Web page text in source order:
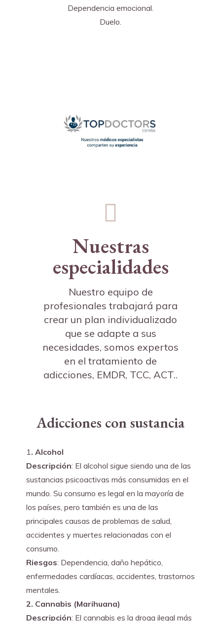
Dependencia emocional.
Duelo.
Nuestras
especialidades
Nuestro equipo de
profesionales trabajará para
crear un plan individualizado
que se adapte a sus
necesidades, somos expertos
en el tratamiento de
adicciones, EMDR, TCC, ACT..
Adicciones con sustancia
1. Alcohol
Descripción: El alcohol sigue siendo una de las
sustancias psicoactivas más consumidas en el
mundo. Su consumo es legal en la mayoría de
los países, pero también es una de las
principales causas de problemas de salud,
accidentes y muertes relacionadas con el
consumo.
Riesgos: Dependencia, daño hepático,
enfermedades cardíacas, accidentes, trastornos
mentales.
2. Cannabis (Marihuana)
Descripción: El cannabis es la droga ilegal más